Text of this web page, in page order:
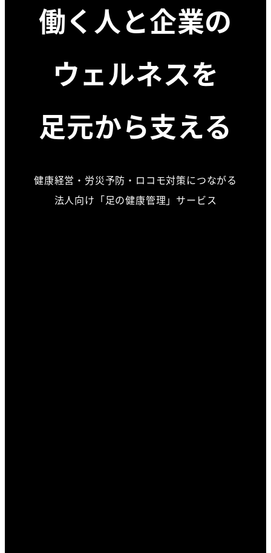
働く人と企業の
ウェルネスを
足元から支える
健康経営・労災予防・ロコモ対策につながる
法人向け「足の健康管理」サービス